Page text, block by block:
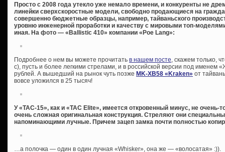
Просто с 2008 года утекло уже немало времени, и конкуренты не
линейки сверхскоростные модели, свободно продающиеся на
совершенно бюджетные образцы, например, тайваньского
уровню инженерной проработки и качеству с мировыми топ-
иная. На фото — «Ballistic 410» компании «Poe Lang»:
Подробнее о нем вы можете прочитать в нашем посте , скажем только,
с), пусть и более легкими стрелами, и в российской версии под именем
рублей. А вышедший на рынок чуть позже MK-XB58 «Kraken» от
вовсе уложился в 25 тысяч!
У «TAC-15», как и «TAC Elite», имеется откровенный минус, не
очень сложная оригинальная конструкция. Стреляют они
напоминающими лучные. Причем зацеп замка почти полностью
…а полочка — один в один лучная «Whisker», она же — «волосатая» :)).